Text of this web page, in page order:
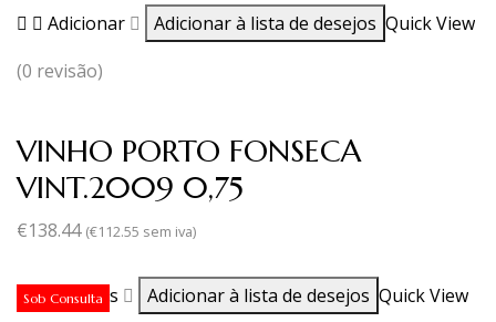
Adicionar Adicionar à lista de desejos Quick View
(0 revisão)
VINHO PORTO FONSECA
VINT.2009 0,75
€138.44 (€112.55 sem iva)
Sob Consulta
Ler mais Adicionar à lista de desejos Quick View